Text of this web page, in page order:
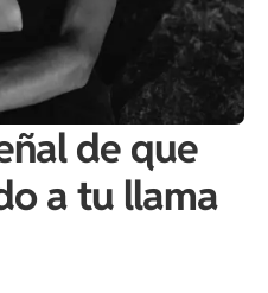
de que
a tu llama